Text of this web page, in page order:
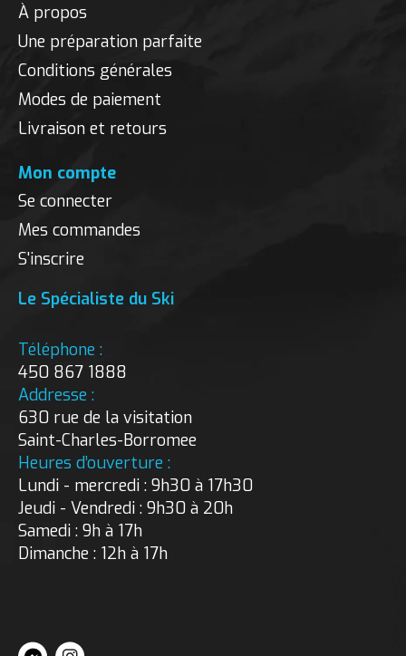
À propos
Une préparation parfaite
Conditions générales
Modes de paiement
Livraison et retours
Mon compte
Se connecter
Mes commandes
S'inscrire
Le Spécialiste du Ski
Téléphone :
450 867 1888
Addresse :
630 rue de la visitation
Saint-Charles-Borromee
Heures d’ouverture :
Lundi - mercredi : 9h30 à 17h30
Jeudi - Vendredi : 9h30 à 20h
Samedi : 9h à 17h
Dimanche : 12h à 17h